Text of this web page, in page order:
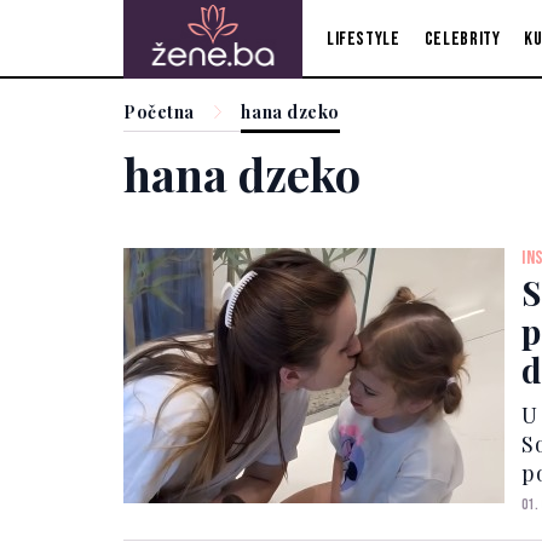
Lifestyle Celebrity
Početna hana dzeko
hana dzeko
01.